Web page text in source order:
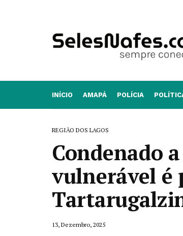
INÍCIO AMAPÁ POLÍCIA
REGIÃO DOS LAGOS
Condenado
vulnerável é
13, Dezembro, 2025